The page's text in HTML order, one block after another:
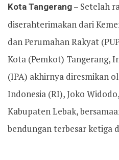
Kota Tangerang– Setelah
diserahterimakan dari
dan Perumahan Rakyat
Kota (Pemkot) Tangerang,
(IPA) akhirnya diresmikan
Indonesia (RI), Joko
Kabupaten Lebak,
bendungan terbesar ketiga